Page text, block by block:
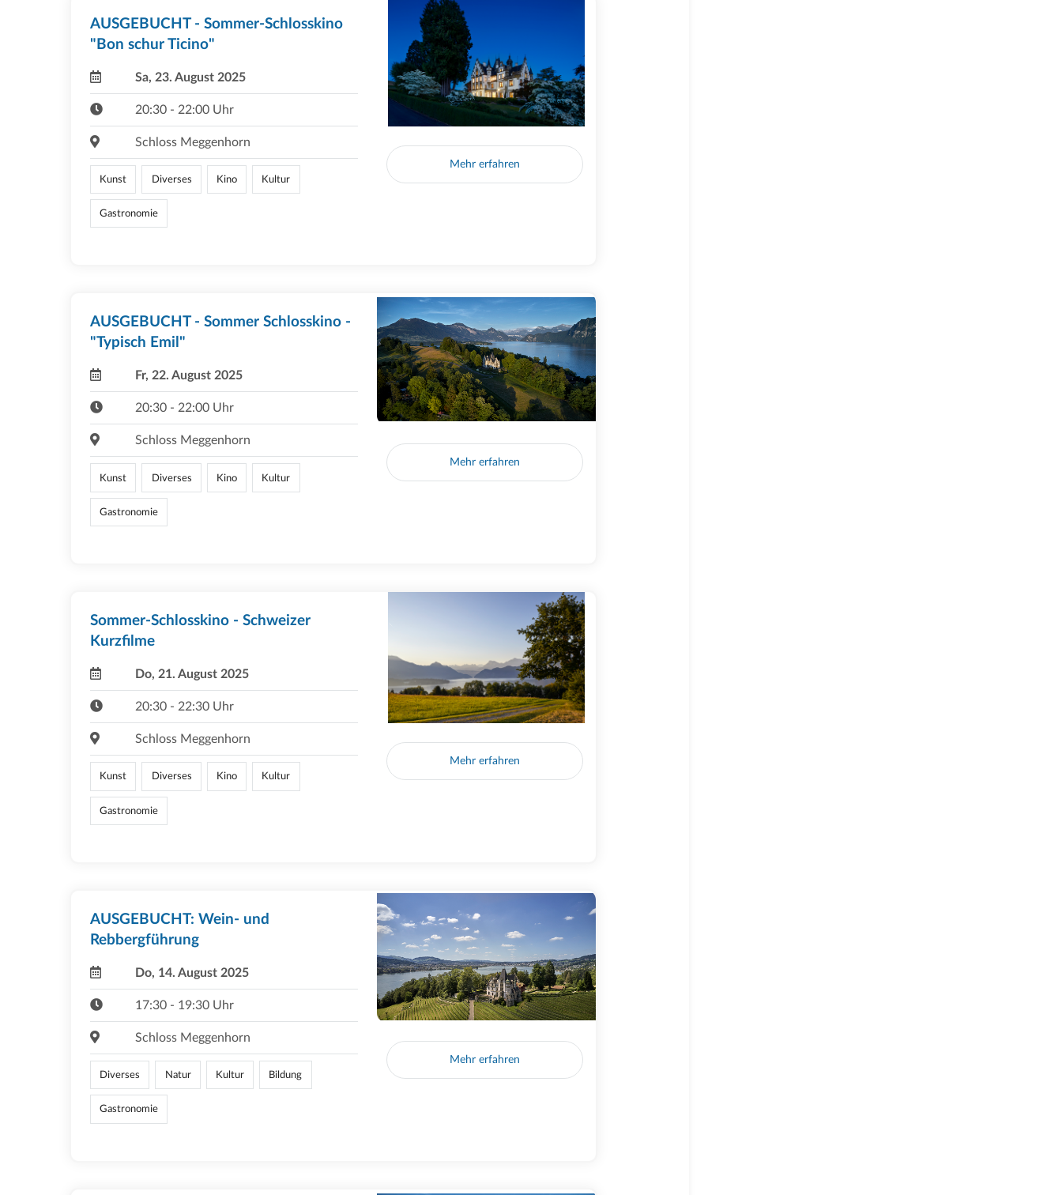
AUSGEBUCHT - Sommer-Schlosskino
"Bon schur Ticino"
Sa, 23. August 2025
20:30 - 22:00 Uhr
Schloss Meggenhorn
Kunst Diverses Kino Kultur
Gastronomie
Mehr erfahren
AUSGEBUCHT - Sommer Schlosskino -
"Typisch Emil"
Fr, 22. August 2025
20:30 - 22:00 Uhr
Schloss Meggenhorn
Kunst Diverses Kino Kultur
Gastronomie
Mehr erfahren
Sommer-Schlosskino - Schweizer
Kurzfilme
Do, 21. August 2025
20:30 - 22:30 Uhr
Schloss Meggenhorn
Kunst Diverses Kino Kultur
Gastronomie
Mehr erfahren
AUSGEBUCHT: Wein- und
Rebbergführung
Do, 14. August 2025
17:30 - 19:30 Uhr
Schloss Meggenhorn
Diverses Natur Kultur Bildung
Gastronomie
Mehr erfahren